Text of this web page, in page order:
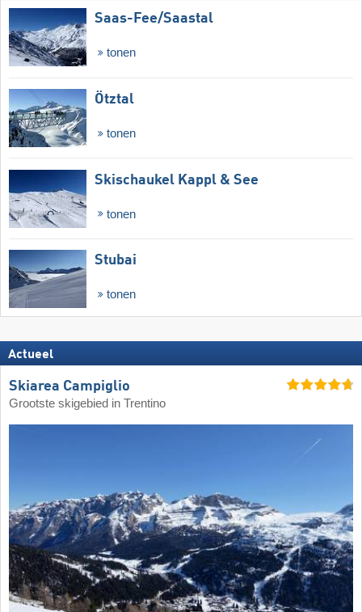
Saas-Fee/​Saastal
tonen
Ötztal
tonen
Skischaukel Kappl & See
tonen
Stubai
tonen
Actueel
Skiarea Campiglio
Grootste skigebied in Trentino